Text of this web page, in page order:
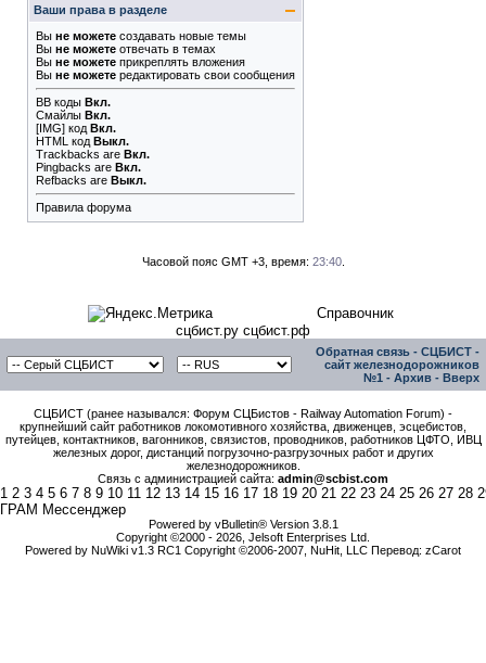
Ваши права в разделе
Вы не можете создавать новые темы
Вы не можете отвечать в темах
Вы не можете прикреплять вложения
Вы не можете редактировать свои сообщения
BB коды Вкл.
Смайлы Вкл.
[IMG] код Вкл.
HTML код Выкл.
Trackbacks are Вкл.
Pingbacks are Вкл.
Refbacks are Выкл.
Правила форума
Часовой пояс GMT +3, время: 23:40.
Справочник
сцбист.ру сцбист.рф
Обратная связь - СЦБИСТ -
сайт железнодорожников
№1 - Архив - Вверх
СЦБИСТ (ранее назывался: Форум СЦБистов - Railway Automation Forum) -
крупнейший сайт работников локомотивного хозяйства, движенцев, эсцебистов,
путейцев, контактников, вагонников, связистов, проводников, работников ЦФТО, ИВЦ
железных дорог, дистанций погрузочно-разгрузочных работ и других
железнодорожников.
Связь с администрацией сайта: admin@scbist.com
1 2 3 4 5 6 7 8 9 10 11 12 13 14 15 16 17 18 19 20 21 22 23 24 25 26 27 28
ГРАМ Мессенджер
Powered by vBulletin® Version 3.8.1
Copyright ©2000 - 2026, Jelsoft Enterprises Ltd.
Powered by NuWiki v1.3 RC1 Copyright ©2006-2007, NuHit, LLC Перевод: zCarot